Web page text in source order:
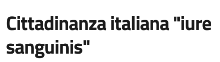
Cittadinanza italiana "iure
sanguinis"